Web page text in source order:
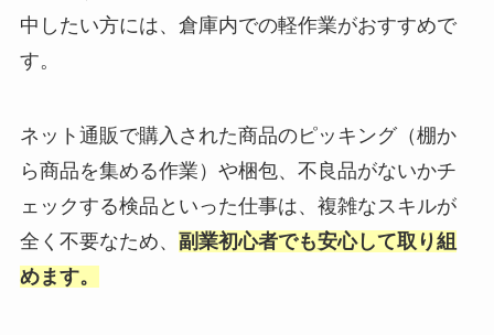
中したい方には、倉庫内での軽作業がおすすめで
す。
ネット通販で購入された商品のピッキング（棚か
ら商品を集める作業）や梱包、不良品がないかチ
ェックする検品といった仕事は、複雑なスキルが
全く不要なため、 副業初心者でも安心して取り組
めます。